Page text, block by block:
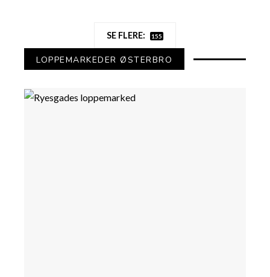
SE FLERE: 155
LOPPEMARKEDER ØSTERBRO